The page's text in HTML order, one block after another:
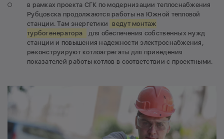
в рамках проекта СГК по модернизации теплоснабжения
Рубцовска продолжаются работы на Южной тепловой
станции. Там энергетики
ведут монтаж
турбогенератора
для обеспечения собственных нужд
станции и повышения надежности электроснабжения,
реконструируют котлоагрегаты для приведения
показателей работы котлов в соответствии с проектными.